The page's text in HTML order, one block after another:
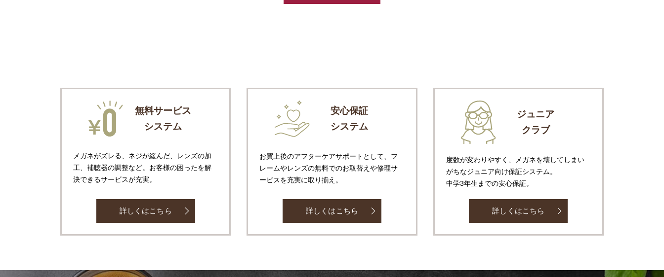
無料サービス
システム
メガネがズレる、ネジが緩んだ、レンズの加
工、補聴器の調整など。お客様の困ったを解
決できるサービスが充実。
詳しくはこちら
安心保証
システム
お買上後のアフターケアサポートとして、フ
レームやレンズの無料でのお取替えや修理サ
ービスを充実に取り揃え。
詳しくはこちら
ジュニア
クラブ
度数が変わりやすく、メガネを壊してしまい
がちなジュニア向け保証システム。
中学3年生までの安心保証。
詳しくはこちら